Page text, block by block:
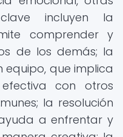
incluyen la
comprender y
de los demás; la
que implica
con otros
la resolución
a enfrentar y